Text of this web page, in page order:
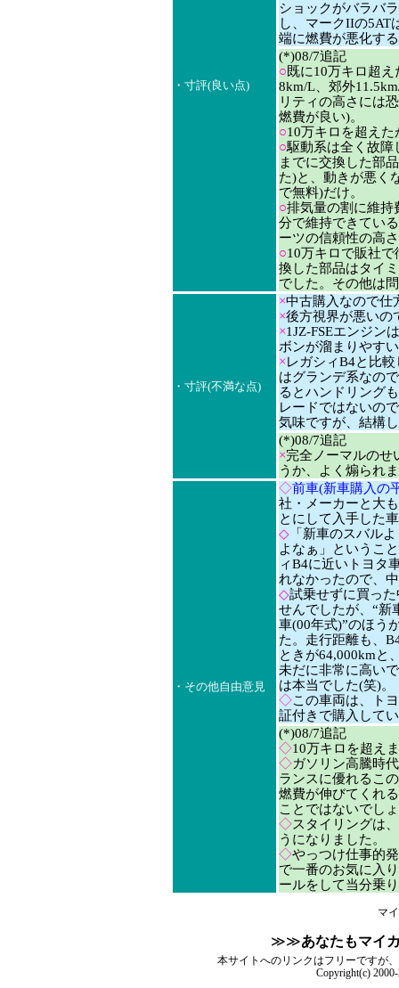
・寸評(良い点)
ショックがバラバ
し、マークIIの5AT
端に燃費が悪化す
(*)08/7追記
○既に10万キロ超
8km/L、郊外
リティの高さには
燃費が良い)。
○10万キロを超え
○駆動系は全く故障
までに交換した部
た)と、動きが悪く
で無料)だけ。
○排気量の割に維持
分で維持できてい
ーツの信頼性の高
○10万キロで販社
換した部品はタイ
でした。その他は
・寸評(不満な点)
×中古購入なので仕
×後方視界が悪いの
×1JZ-FSEエンジン
ボンが溜まりやす
×レガシィB4と比
はグランデ系なの
るとハンドリング
レードではないの
気味ですが、結構
(*)08/7追記
×完全ノーマルのせ
うか、よく煽られ
・その他自由意見
◇前車(新車購入の
社・メーカーと大
とにして入手した
◇「新車のスバル
よなぁ」というこ
ィB4に近いトヨタ
れなかったので、
◇試乗せずに買っ
せんでしたが、“新
車(00年式)”のほう
た。走行距離も、
ときが64,000kmと
未だに非常に高い
は本当でした(笑)。
◇この車両は、ト
証付きで購入して
(*)08/7追記
◇10万キロを超え
◇ガソリン高騰時
ランスに優れるこ
燃費が伸びてくれ
ことではないでし
◇スタイリングは
うになりました。
◇やっつけ仕事的
で一番のお気に入
ールをして当分乗
マ
≫≫あなたもマイ
本サイトへのリンクはフリーですが
Copyright(c)